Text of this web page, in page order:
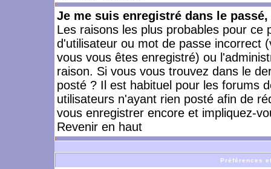
Je me suis enregistré dans le
Les raisons les plus probables pour
d'utilisateur ou mot de passe incorrect
vous vous êtes enregistré) ou
raison. Si vous vous trouvez dans le
posté ? Il est habituel pour les forums
utilisateurs n'ayant rien posté afin de
vous enregistrer encore et impliquez-
Revenir en haut
Préférences